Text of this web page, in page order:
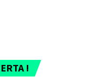
!